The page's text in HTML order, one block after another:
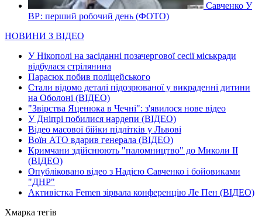
Савченко У
ВР: перший робочий день (ФОТО)
НОВИНИ З ВІДЕО
У Нікополі на засіданні позачергової сесії міськради
відбулася стрілянина
Парасюк побив поліцейського
Стали відомо деталі підозрюваної у викраденні дитини
на Оболоні (ВІДЕО)
"Звірства Яценюка в Чечні": з'явилося нове відео
У Дніпрі побилися нардепи (ВІДЕО)
Відео масової бійки підлітків у Львові
Воїн АТО вдарив генерала (ВІДЕО)
Кримчани здійснюють "паломництво" до Миколи ІІ
(ВІДЕО)
Опубліковано відео з Надією Савченко і бойовиками
"ДНР"
Активістка Femen зірвала конференцію Ле Пен (ВІДЕО)
Хмарка тегів